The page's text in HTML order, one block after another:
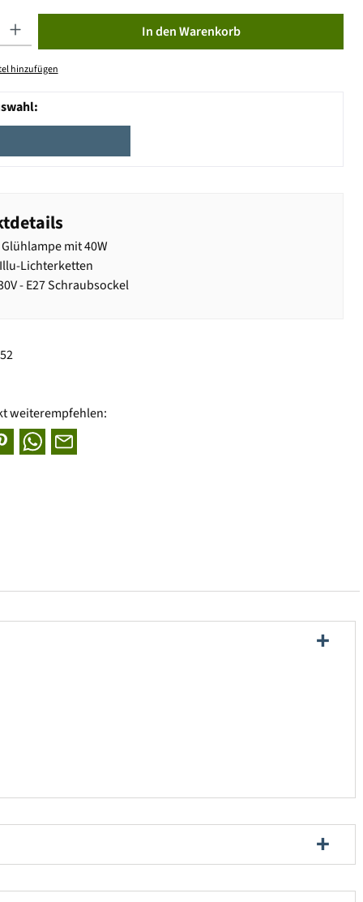
In den Warenkorb
hinzufügen
mit 40W
Lichterketten
- E27 Schraubsockel
weiterempfehlen: